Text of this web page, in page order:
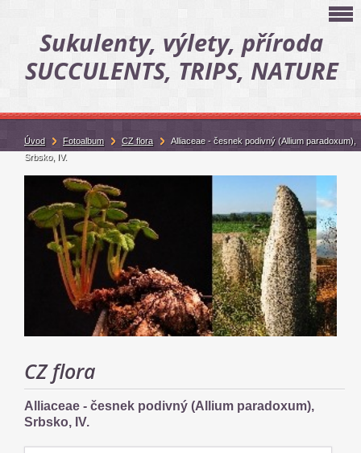
Sukulenty, výlety, příroda
SUCCULENTS, TRIPS, NATURE
CZ flora
Alliaceae - česnek podivný (Allium paradoxum),
Srbsko, IV.
Úvod Fotoalbum CZ flora
Alliaceae - česnek podivný (Allium paradoxum),
Srbsko, IV.